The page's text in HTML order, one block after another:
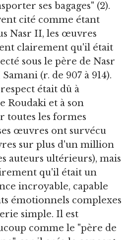
ses bagages" (2).
cité comme étant
Nasr II, les œuvres
clairement qu'il était
sous le père de Nasr
(r. de 907 à 914).
était dû à
Roudaki et à son
toutes les formes
œuvres ont survécu
sur plus d'un million
auteurs ultérieurs), mais
qu'il était un
incroyable, capable
émotionnels complexes
simple. Il est
comme le "père de